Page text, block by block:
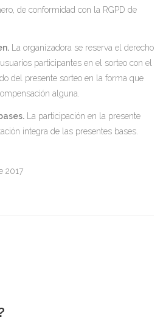
de conformidad con la RGPD de
La organizadora se reserva el derecho
participantes en el sorteo con el
del presente sorteo en la forma que
alguna.
La participación en la presente
integra de las presentes bases.
2017